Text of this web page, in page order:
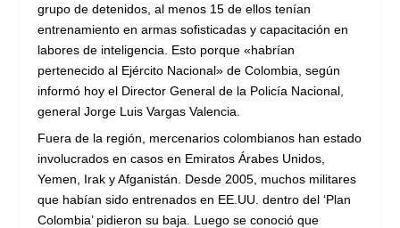
grupo de detenidos, al menos 15 de ellos tenían
entrenamiento en armas sofisticadas y capacitación en
labores de inteligencia. Esto porque «habrían
pertenecido al Ejército Nacional» de Colombia, según
informó hoy el Director General de la Policía Nacional,
general Jorge Luis Vargas Valencia.
Fuera de la región, mercenarios colombianos han estado
involucrados en casos en Emiratos Árabes Unidos,
Yemen, Irak y Afganistán. Desde 2005, muchos militares
que habían sido entrenados en EE.UU. dentro del ‘Plan
Colombia’ pidieron su baja. Luego se conoció que